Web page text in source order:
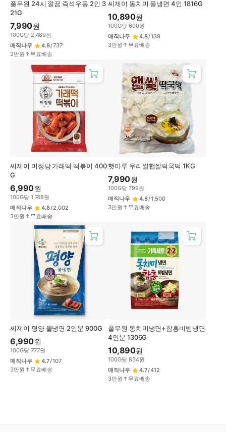
풀무원 24시 깔끔 즉석우동 2인 3
21G
7,990원
100G당 2,489원
매직나우
4.8/737
3만원↑무료배송
씨제이 동치미 물냉면 4인 1816G
10,890원
100G당 600원
매직나우
4.8/138
3만원↑무료배송
씨제이 미정당 가래떡 떡볶이 400
G
6,990원
100G당 1,748원
매직나우
4.8/2,002
3만원↑무료배송
햇마루 우리쌀햅쌀떡국떡 1KG
7,990원
100G당 799원
매직나우
4.8/1,500
3만원↑무료배송
씨제이 평양 물냉면 2인분 900G
6,990원
100G당 777원
매직나우
4.7/107
3만원↑무료배송
풀무원 동치미냉면+함흥비빔냉면
4인분 1306G
10,890원
100G당 834원
매직나우
4.7/412
3만원↑무료배송